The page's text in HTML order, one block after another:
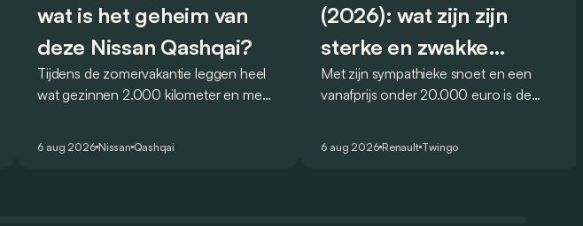
wat is het geheim van
deze Nissan Qashqai?
Tijdens de zomervakantie leggen heel
wat gezinnen 2.000 kilometer en meer
één tankstation of laadpaal te moeten
6 aug 2026 Nissan Qashqai
(2026): wat zijn zijn
sterke en zwakke
punten?
Met zijn sympathieke snoet en een
vanafprijs onder 20.000 euro is de
van het moment. Maar weet hij ook in
6 aug 2026 Renault Twingo